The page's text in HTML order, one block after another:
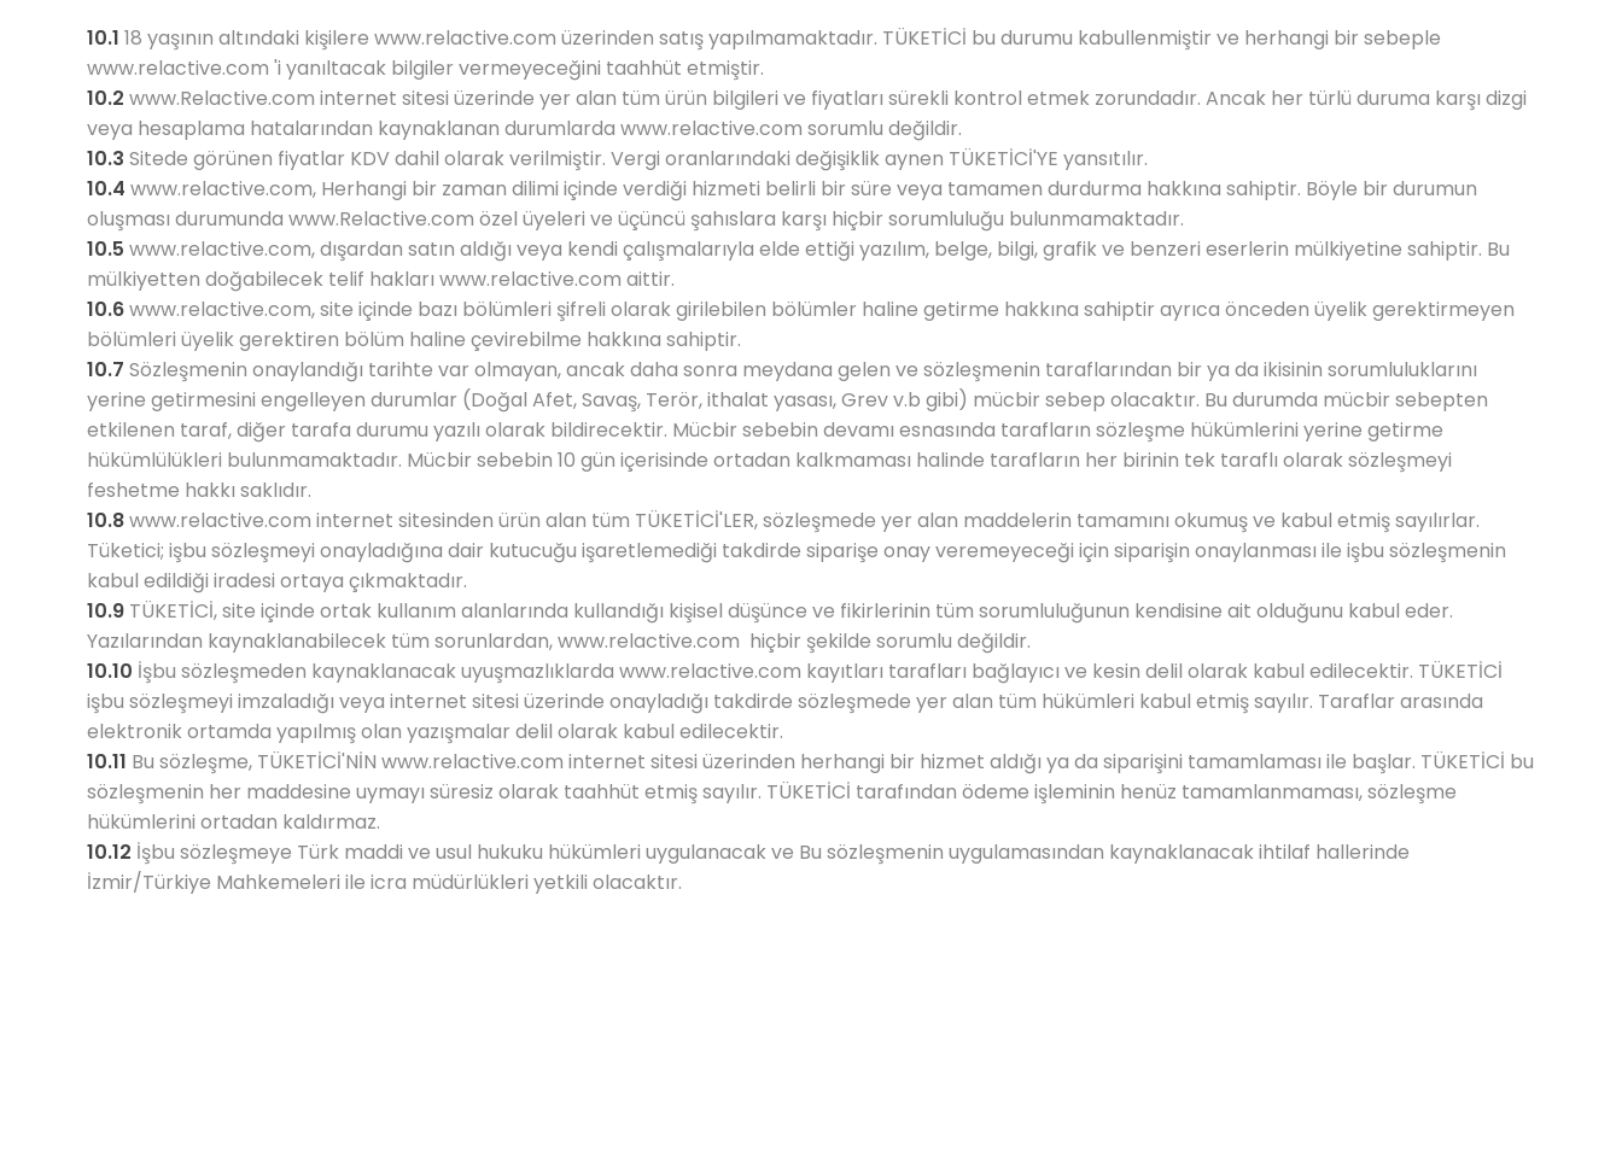
10.1 18 yaşının altındaki kişilere www.relactive.com üzerinden satış yapılmamaktadır. TÜKETİCİ bu durumu kabullenmiştir ve herhangi bir sebeple
www.relactive.com 'i yanıltacak bilgiler vermeyeceğini taahhüt etmiştir.
10.2 www.Relactive.com internet sitesi üzerinde yer alan tüm ürün bilgileri ve fiyatları sürekli kontrol etmek zorundadır. Ancak her türlü duruma karşı dizgi
veya hesaplama hatalarından kaynaklanan durumlarda www.relactive.com sorumlu değildir.
10.3 Sitede görünen fiyatlar KDV dahil olarak verilmiştir. Vergi oranlarındaki değişiklik aynen TÜKETİCİ'YE yansıtılır.
10.4 www.relactive.com, Herhangi bir zaman dilimi içinde verdiği hizmeti belirli bir süre veya tamamen durdurma hakkına sahiptir. Böyle bir durumun
oluşması durumunda www.Relactive.com özel üyeleri ve üçüncü şahıslara karşı hiçbir sorumluluğu bulunmamaktadır.
10.5 www.relactive.com, dışardan satın aldığı veya kendi çalışmalarıyla elde ettiği yazılım, belge, bilgi, grafik ve benzeri eserlerin mülkiyetine sahiptir. Bu
mülkiyetten doğabilecek telif hakları www.relactive.com aittir.
10.6www.relactive.com, site içinde bazı bölümleri şifreli olarak girilebilen bölümler haline getirme hakkına sahiptir ayrıca önceden üyelik gerektirmeyen
bölümleri üyelik gerektiren bölüm haline çevirebilme hakkına sahiptir.
10.7 Sözleşmenin onaylandığı tarihte var olmayan, ancak daha sonra meydana gelen ve sözleşmenin taraflarından bir ya da ikisinin sorumluluklarını
yerine getirmesini engelleyen durumlar (Doğal Afet, Savaş, Terör, ithalat yasası, Grev v.b gibi) mücbir sebep olacaktır. Bu durumda mücbir sebepten
etkilenen taraf, diğer tarafa durumu yazılı olarak bildirecektir. Mücbir sebebin devamı esnasında tarafların sözleşme hükümlerini yerine getirme
hükümlülükleri bulunmamaktadır. Mücbir sebebin 10 gün içerisinde ortadan kalkmaması halinde tarafların her birinin tek taraflı olarak sözleşmeyi
feshetme hakkı saklıdır.
10.8www.relactive.com internet sitesinden ürün alan tüm TÜKETİCİ'LER, sözleşmede yer alan maddelerin tamamını okumuş ve kabul etmiş sayılırlar.
Tüketici; işbu sözleşmeyi onayladığına dair kutucuğu işaretlemediği takdirde siparişe onay veremeyeceği için siparişin onaylanması ile işbu sözleşmenin
kabul edildiği iradesi ortaya çıkmaktadır.
10.9 TÜKETİCİ, site içinde ortak kullanım alanlarında kullandığı kişisel düşünce ve fikirlerinin tüm sorumluluğunun kendisine ait olduğunu kabul eder.
Yazılarından kaynaklanabilecek tüm sorunlardan,www.relactive.com hiçbir şekilde sorumlu değildir.
10.10 İşbu sözleşmeden kaynaklanacak uyuşmazlıklarda www.relactive.com kayıtları tarafları bağlayıcı ve kesin delil olarak kabul edilecektir. TÜKETİCİ
işbu sözleşmeyi imzaladığı veya internet sitesi üzerinde onayladığı takdirde sözleşmede yer alan tüm hükümleri kabul etmiş sayılır. Taraflar arasında
elektronik ortamda yapılmış olan yazışmalar delil olarak kabul edilecektir.
10.11 Bu sözleşme, TÜKETİCİ'NİN www.relactive.com internet sitesi üzerinden herhangi bir hizmet aldığı ya da siparişini tamamlaması ile başlar. TÜKETİCİ bu
sözleşmenin her maddesine uymayı süresiz olarak taahhüt etmiş sayılır. TÜKETİCİ tarafından ödeme işleminin henüz tamamlanmaması, sözleşme
hükümlerini ortadan kaldırmaz.
10.12 İşbu sözleşmeye Türk maddi ve usul hukuku hükümleri uygulanacak ve Bu sözleşmenin uygulamasından kaynaklanacak ihtilaf hallerinde
İzmir/Türkiye Mahkemeleri ile icra müdürlükleri yetkili olacaktır.